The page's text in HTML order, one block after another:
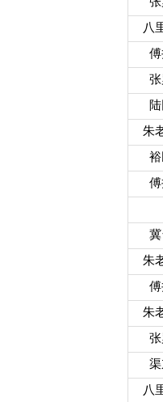
八
朱
朱
朱
八